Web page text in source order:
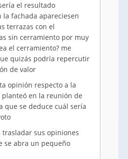
el resultado
la fachada apareciesen
terrazas con el
sin cerramiento por muy
el cerramiento? me
quizás podría repercutir
de valor
opinión respecto a la
en la reunión de
que se deduce cuál sería
trasladar sus opiniones
se abra un pequeño